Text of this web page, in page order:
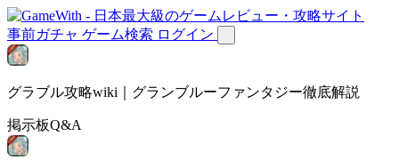
事前ガチャ ゲーム検索 ログイン
グラブル攻略wiki｜グランブルーファンタジー徹底解説
掲示板Q&A